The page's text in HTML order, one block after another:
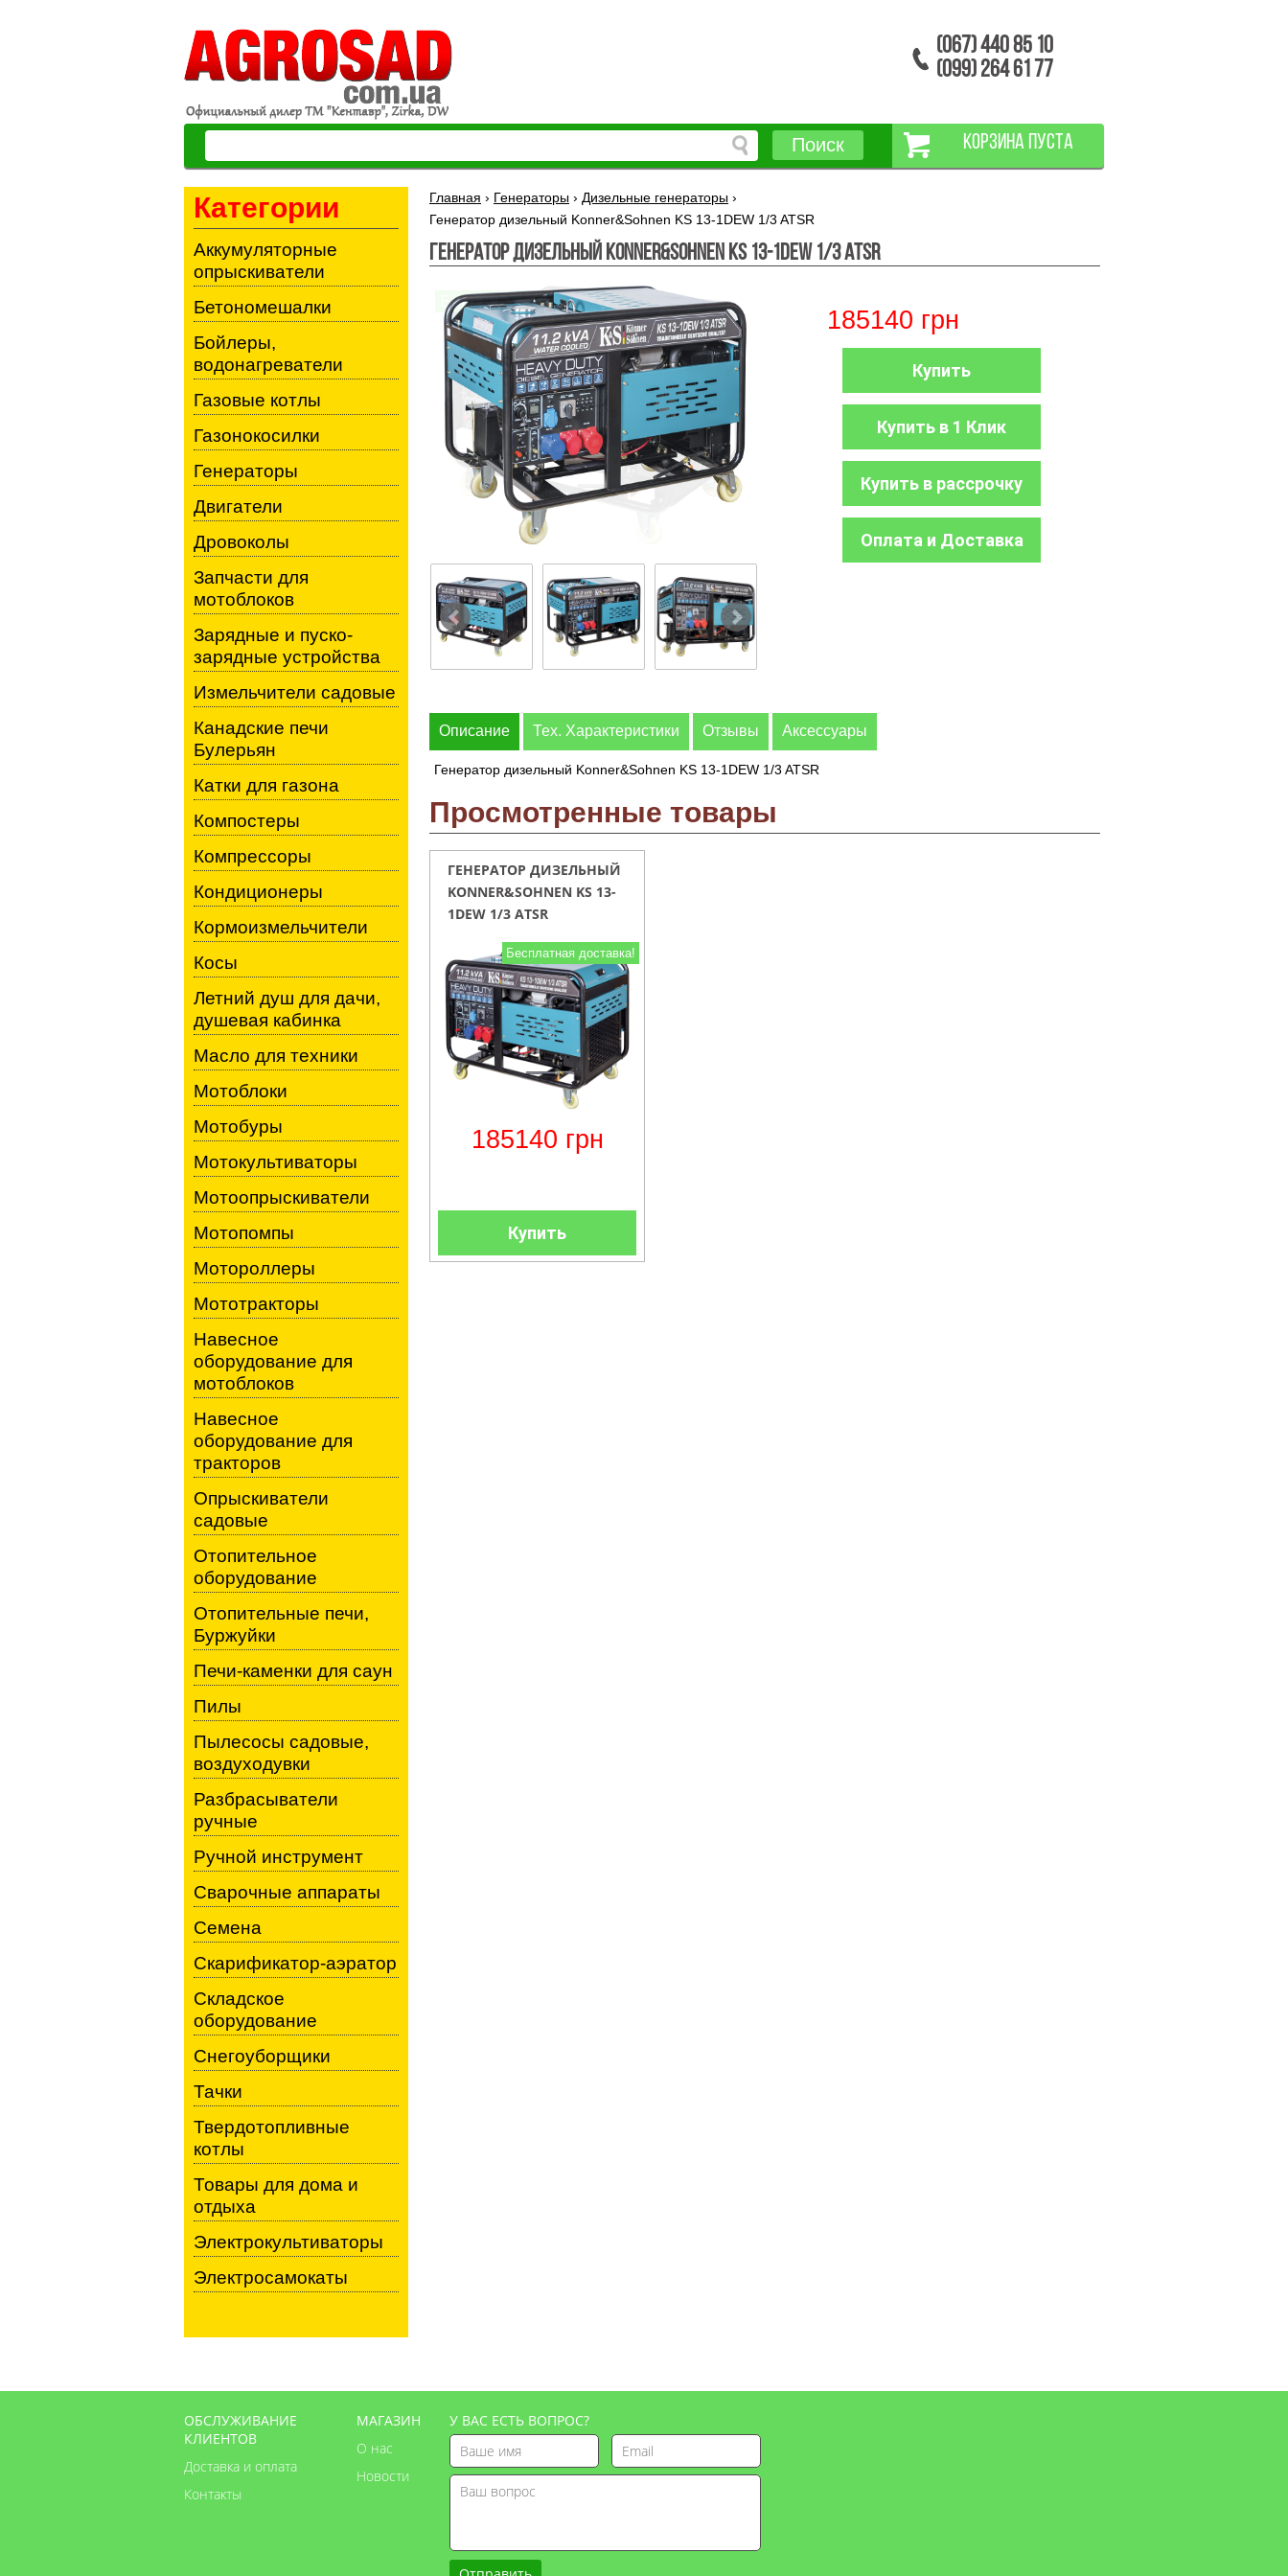
(067) 440 85 10
(099) 264 61 77
Поиск КОРЗИНА ПУСТА
Главная › Генераторы › Дизельные генераторы ›
Генератор дизельный Konner&Sohnen KS 13-1DEW 1/3 ATSR
Генератор дизельный Konner&Sohnen KS 13-1DEW 1/3 ATSR
185140 грн
Купить
Купить в 1 Клик
Купить в рассрочку
Оплата и Доставка
Описание Тех. Характеристики Отзывы Аксессуары
Генератор дизельный Konner&Sohnen KS 13-1DEW 1/3 ATSR
Просмотренные товары
ГЕНЕРАТОР ДИЗЕЛЬНЫЙ
KONNER&SOHNEN KS 13-
1DEW 1/3 ATSR
Бесплатная доставка!
185140 грн
Купить
Категории
Аккумуляторные
опрыскиватели
Бетономешалки
Бойлеры,
водонагреватели
Газовые котлы
Газонокосилки
Генераторы
Двигатели
Дровоколы
Запчасти для
мотоблоков
Зарядные и пуско-
зарядные устройства
Измельчители садовые
Канадские печи
Булерьян
Катки для газона
Компостеры
Компрессоры
Кондиционеры
Кормоизмельчители
Косы
Летний душ для дачи,
душевая кабинка
Масло для техники
Мотоблоки
Мотобуры
Мотокультиваторы
Мотоопрыскиватели
Мотопомпы
Мотороллеры
Мототракторы
Навесное
оборудование для
мотоблоков
Навесное
оборудование для
тракторов
Опрыскиватели
садовые
Отопительное
оборудование
Отопительные печи,
Буржуйки
Печи-каменки для саун
Пилы
Пылесосы садовые,
воздуходувки
Разбрасыватели
ручные
Ручной инструмент
Сварочные аппараты
Семена
Скарификатор-аэратор
Складское
оборудование
Снегоуборщики
Тачки
Твердотопливные
котлы
Товары для дома и
отдыха
Электрокультиваторы
Электросамокаты
ОБСЛУЖИВАНИЕ
КЛИЕНТОВ
Доставка и оплата
Контакты
МАГАЗИН
О нас
Новости
У ВАС ЕСТЬ ВОПРОС?